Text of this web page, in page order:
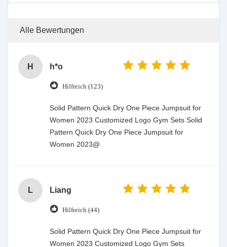
Alle Bewertungen
H h*o
Hilfreich (123)
Solid Pattern Quick Dry One Piece Jumpsuit for
Women 2023 Customized Logo Gym Sets Solid
Pattern Quick Dry One Piece Jumpsuit for
Women 2023@
L Liang
Hilfreich (44)
Solid Pattern Quick Dry One Piece Jumpsuit for
Women 2023 Customized Logo Gym Sets